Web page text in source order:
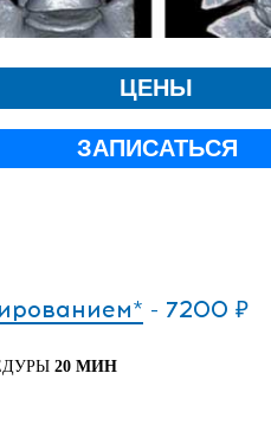
ЦЕНЫ
ЗАПИСАТЬСЯ
- 7200 ₽
20 МИН